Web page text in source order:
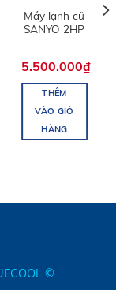
Máy lạnh cũ
SANYO 2HP
5.500.000₫
THÊM
VÀO GIỎ
HÀNG
©